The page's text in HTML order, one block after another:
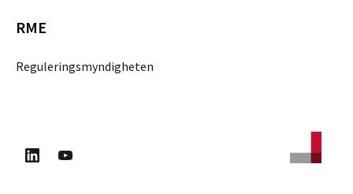
RME
Reguleringsmyndigheten